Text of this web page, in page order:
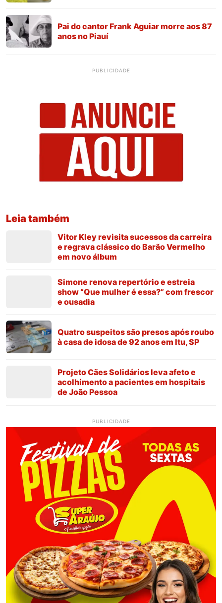
Pai do cantor Frank Aguiar morre aos 87
anos no Piauí
PUBLICIDADE
Leia também
Vitor Kley revisita sucessos da carreira
e regrava clássico do Barão Vermelho
em novo álbum
Simone renova repertório e estreia
show “Que mulher é essa?” com frescor
e ousadia
Quatro suspeitos são presos após roubo
à casa de idosa de 92 anos em Itu, SP
Projeto Cães Solidários leva afeto e
acolhimento a pacientes em hospitais
de João Pessoa
PUBLICIDADE